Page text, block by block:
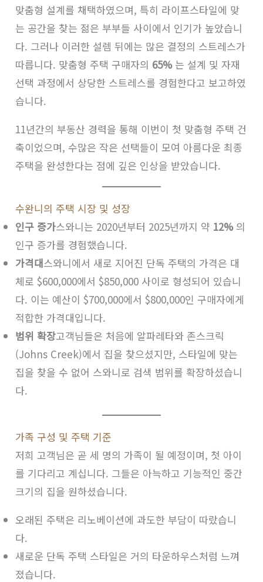
맞춤형 설계를 채택하였으며, 특히 라이프스타일에 맞
는 공간을 찾는 젊은 부부들 사이에서 인기가 높았습니
다. 그러나 이러한 설렘 뒤에는 많은 결정의 스트레스가
따릅니다. 맞춤형 주택 구매자의 65%는 설계 및 자재
선택 과정에서 상당한 스트레스를 경험한다고 보고하였
습니다.
11년간의 부동산 경력을 통해 이번이 첫 맞춤형 주택 건
축이었으며, 수많은 작은 선택들이 모여 아름다운 최종
주택을 완성한다는 점에 깊은 인상을 받았습니다.
수완니의 주택 시장 및 성장
인구 증가스와니는 2020년부터 2025년까지 약 12%의
인구 증가를 경험했습니다.
가격대스와니에서 새로 지어진 단독 주택의 가격은 대
체로 $600,000에서 $850,000 사이로 형성되어 있습니
다. 이는 예산이 $700,000에서 $800,000인 구매자에게
적합한 가격대입니다.
범위 확장고객님들은 처음에 알파레타와 존스크릭
(Johns Creek)에서 집을 찾으셨지만, 스타일에 맞는
집을 찾을 수 없어 스와니로 검색 범위를 확장하셨습니
다.
가족 구성 및 주택 기준
저희 고객님은 곧 세 명의 가족이 될 예정이며, 첫 아이
를 기다리고 계십니다. 그들은 아늑하고 기능적인 중간
크기의 집을 원하셨습니다.
오래된 주택은 리노베이션에 과도한 부담이 따랐습니
다.
새로운 단독 주택 스타일은 거의 타운하우스처럼 느껴
졌습니다.